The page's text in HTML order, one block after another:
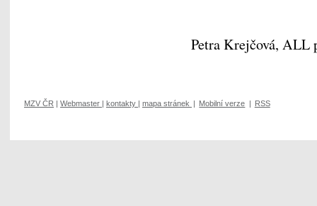
Petra Krejčová, ALL
MZV ČR | Webmaster | kontakty | mapa stránek | Mobilní verze | RSS